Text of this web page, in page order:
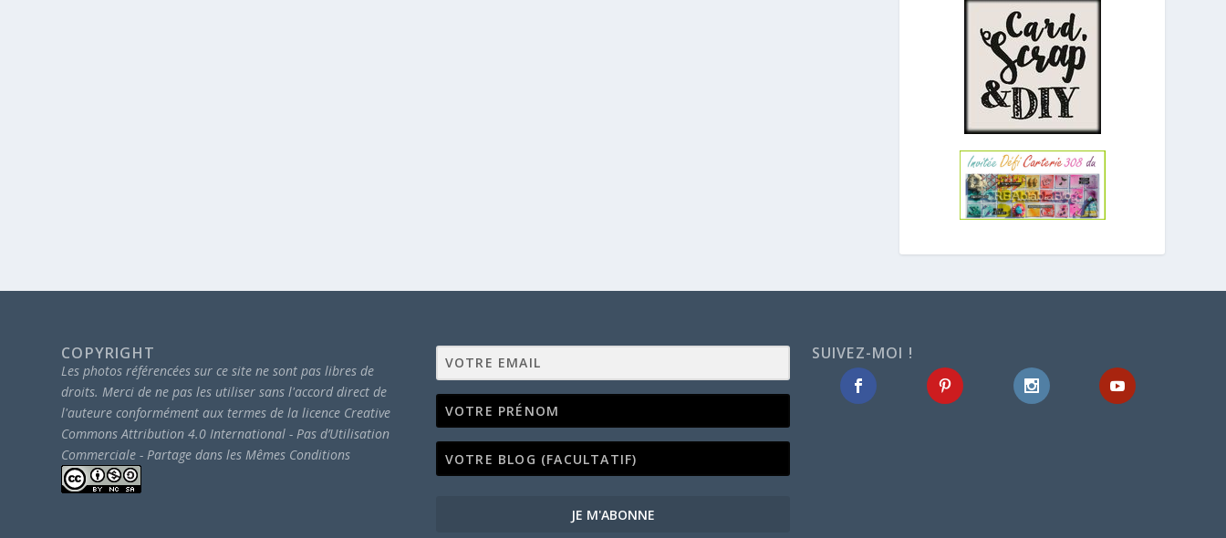
COPYRIGHT
Les photos référencées sur ce site ne sont pas libres de
droits.Merci de ne pas les utiliser sans l'accord direct de
l'auteure conformément aux termes de la licence Creative
Commons Attribution 4.0 International - Pas d’Utilisation
Commerciale - Partage dans les Mêmes Conditions
JE M'ABONNE
SUIVEZ-MOI !